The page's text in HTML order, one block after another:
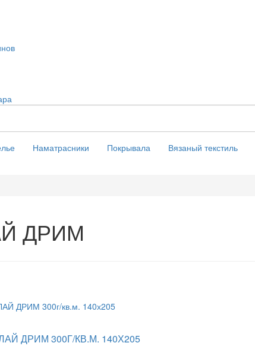
Наматрасники Покрывала Вязаный текстиль
ДРИМ
ДРИМ 300Г/КВ.М. 140Х205